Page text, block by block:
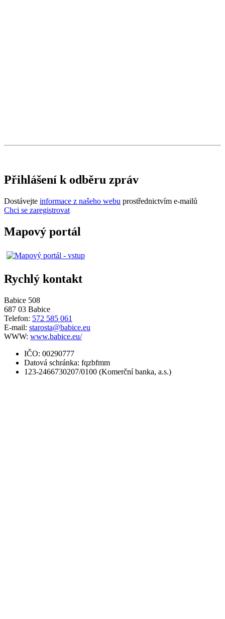
Přihlášení k odběru zpráv
Dostávejte informace z našeho webu prostřednictvím e-mailů
Chci se zaregistrovat
Mapový portál
Rychlý kontakt
Babice 508
687 03 Babice
Telefon: 572 585 061
E-mail: starosta@babice.eu
WWW: www.babice.eu/
IČO: 00290777
Datová schránka: fqzbfmm
123-2466730207/0100 (Komerční banka, a.s.)